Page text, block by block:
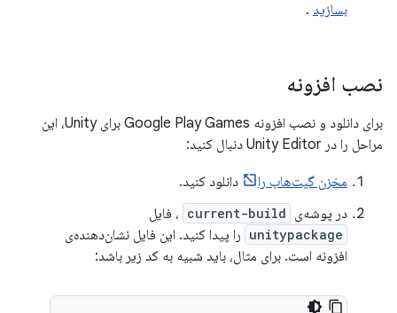
بسازید .
نصب افزونه
برای دانلود و نصب افزونه Google Play Games برای Unity، این
مراحل را در Unity Editor دنبال کنید:
مخزن گیت‌هاب را
دانلود کنید.
در پوشه‌ی current-build ، فایل
unitypackage را پیدا کنید. این فایل نشان‌دهنده‌ی
افزونه است. برای مثال، باید شبیه به کد زیر باشد: